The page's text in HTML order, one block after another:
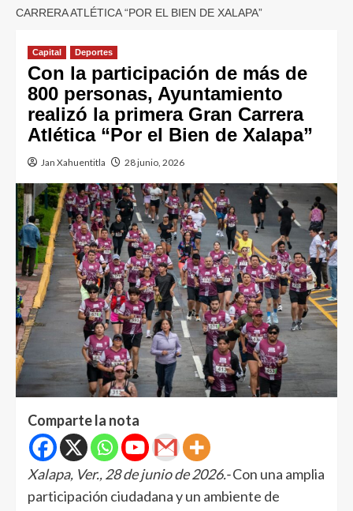
CARRERA ATLÉTICA “POR EL BIEN DE XALAPA”
Capital Deportes
Con la participación de más de
800 personas, Ayuntamiento
realizó la primera Gran Carrera
Atlética “Por el Bien de Xalapa”
Jan Xahuentitla 28 junio, 2026
Comparte la nota
Xalapa, Ver., 28 de junio de 2026.-Con una amplia
participación ciudadana y un ambiente de